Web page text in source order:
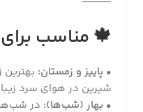
🍁 مناسب
• پاییز و زمستان:
شیرین در هوای سرد
• بهار (شب‌ها): در